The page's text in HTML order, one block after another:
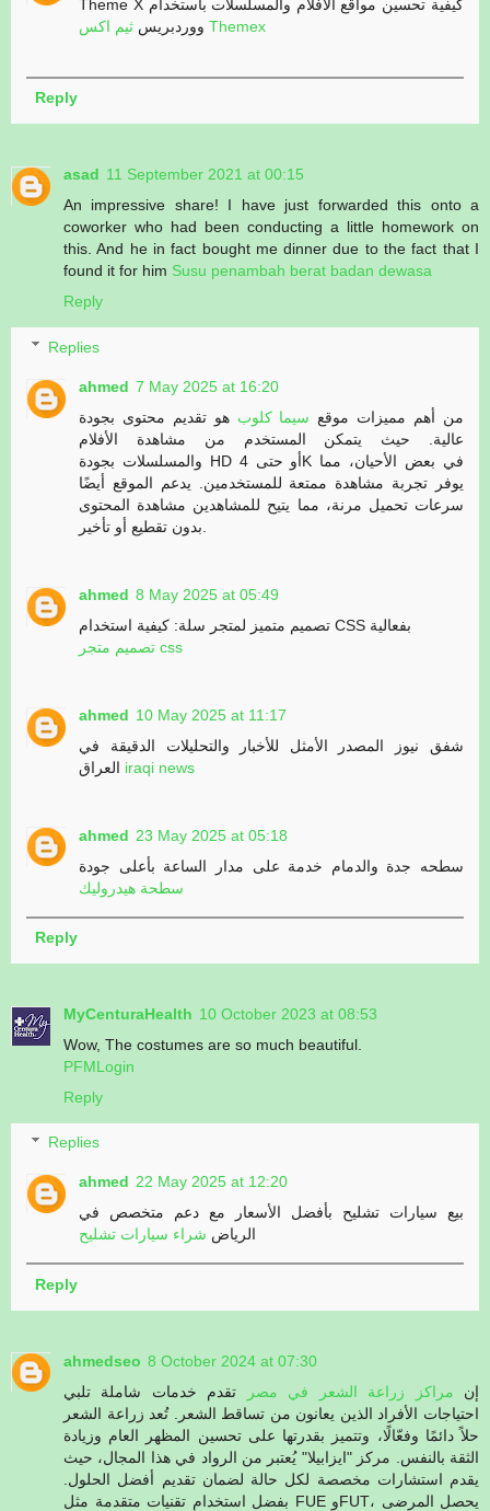
Theme X كيفية تحسين مواقع الأفلام والمسلسلات باستخدام
ووردبريس ثيم اكس Themex
Reply
asad 11 September 2021 at 00:15
An impressive share! I have just forwarded this onto a
coworker who had been conducting a little homework on
this. And he in fact bought me dinner due to the fact that I
found it for him Susu penambah berat badan dewasa
Reply
Replies
ahmed 7 May 2025 at 16:20
من أهم مميزات موقع سيما كلوب هو تقديم محتوى بجودة
عالية. حيث يتمكن المستخدم من مشاهدة الأفلام
والمسلسلات بجودة HD أو حتى 4K في بعض الأحيان، مما
يوفر تجربة مشاهدة ممتعة للمستخدمين. يدعم الموقع أيضًا
سرعات تحميل مرنة، مما يتيح للمشاهدين مشاهدة المحتوى
ahmed 8 May 2025 at 05:49
تصميم متميز لمتجر سلة: كيفية استخدام CSS بفعالية
تصميم متجر css
ahmed 10 May 2025 at 11:17
شفق نيوز المصدر الأمثل للأخبار والتحليلات الدقيقة في
iraqi news
ahmed 23 May 2025 at 05:18
سطحه جدة والدمام خدمة على مدار الساعة بأعلى جودة
سطحة هيدروليك
Reply
MyCenturaHealth 10 October 2023 at 08:53
Wow, The costumes are so much beautiful.
PFMLogin
Reply
Replies
ahmed 22 May 2025 at 12:20
بيع سيارات تشليح بأفضل الأسعار مع دعم متخصص في
الرياض شراء سيارات تشليح
Reply
ahmedseo 8 October 2024 at 07:30
إن مراكز زراعة الشعر في مصر
تقدم خدمات شاملة تلبي
احتياجات الأفراد الذين يعانون من تساقط الشعر. تُعد زراعة الشعر
حلاً دائمًا وفعّالًا، وتتميز بقدرتها على تحسين المظهر العام وزيادة
الثقة بالنفس. مركز "ايزابيلا" يُعتبر من الرواد في هذا المجال، حيث
يقدم استشارات مخصصة لكل حالة لضمان تقديم أفضل الحلول.
بفضل استخدام تقنيات متقدمة مثل FUE وFUT، يحصل المرضى